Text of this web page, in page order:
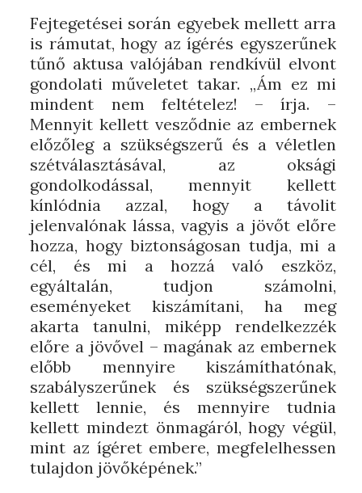
Fejtegetései során egyebek mellett arra
is rámutat, hogy az ígérés egyszerűnek
tűnő aktusa valójában rendkívül elvont
gondolati műveletet takar. „Ám ez mi
mindent nem feltételez! – írja. –
Mennyit kellett vesződnie az embernek
előzőleg a szükségszerű és a véletlen
szétválasztásával, az oksági
gondolkodással, mennyit kellett
kínlódnia azzal, hogy a távolit
jelenvalónak lássa, vagyis a jövőt előre
hozza, hogy biztonságosan tudja, mi a
cél, és mi a hozzá való eszköz,
egyáltalán, tudjon számolni,
eseményeket kiszámítani, ha meg
akarta tanulni, miképp rendelkezzék
előre a jövővel – magának az embernek
előbb mennyire kiszámíthatónak,
szabályszerűnek és szükségszerűnek
kellett lennie, és mennyire tudnia
kellett mindezt önmagáról, hogy végül,
mint az ígéret embere, megfelelhessen
tulajdon jövőképének.”